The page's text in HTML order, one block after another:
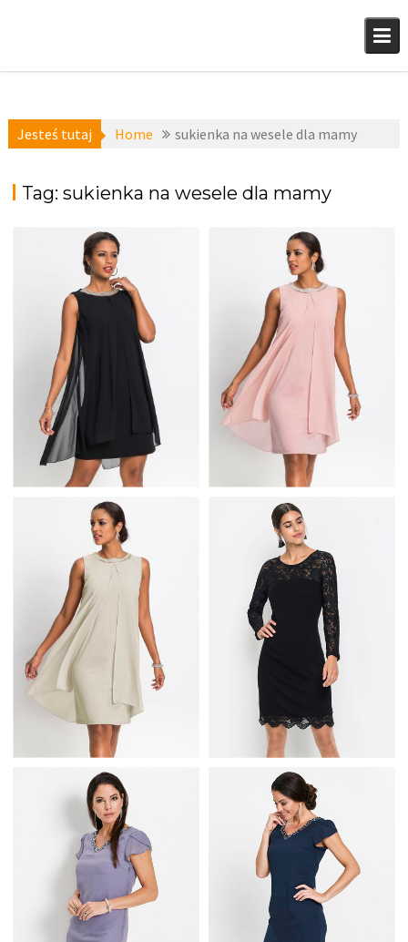
Jesteś tutaj Home sukienka na wesele dla mamy
Tag:sukienka na wesele dla mamy
ZWIEWNA LETNIA
SUKIENKA ELEGANCKA
CZARNA
ZWIEWNA LETNIA
SUKIENKA ELEGANCKA
PUDROWY RÓŻ
ZWIEWNA LETNIA
SUKIENKA ELEGANCKA
KREMOWA
CZARNA SUKIENKA Z
KORONKOWYMI
RĘKAWAMI